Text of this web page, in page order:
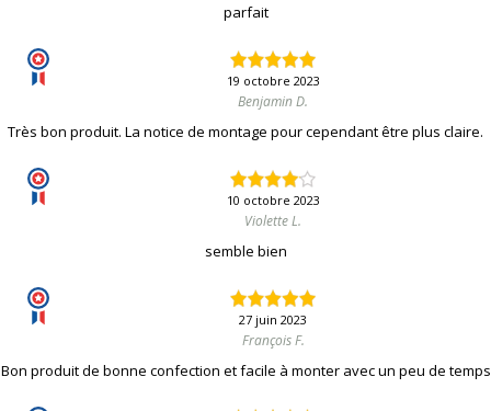
parfait
19 octobre 2023
Benjamin D.
Très bon produit. La notice de montage pour cependant être plus claire.
10 octobre 2023
Violette L.
semble bien
27 juin 2023
François F.
Bon produit de bonne confection et facile à monter avec un peu de temps